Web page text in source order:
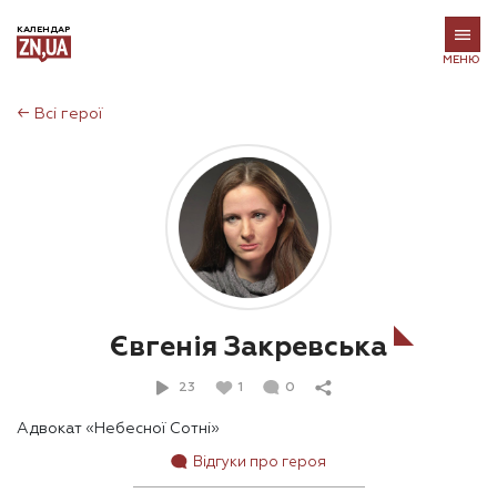
КАЛЕНДАР
МЕНЮ
← Всі герої
Євгенія Закревська
23 1 0
Адвокат «Небесної Сотні»
Відгуки про героя